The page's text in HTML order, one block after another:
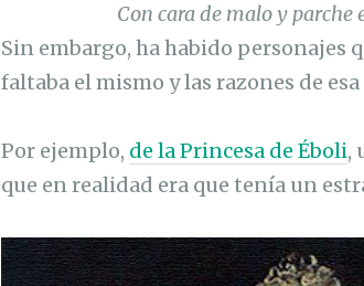
Con cara de malo y parche
Sin embargo, ha habido personajes
faltaba el mismo y las razones de
Por ejemplo, de la Princesa de Éboli,
que en realidad era que tenía un